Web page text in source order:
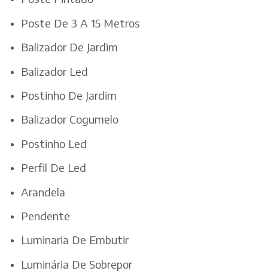
Poste De 3 A 15 Metros
Balizador De Jardim
Balizador Led
Postinho De Jardim
Balizador Cogumelo
Postinho Led
Perfil De Led
Arandela
Pendente
Luminaria De Embutir
Luminária De Sobrepor